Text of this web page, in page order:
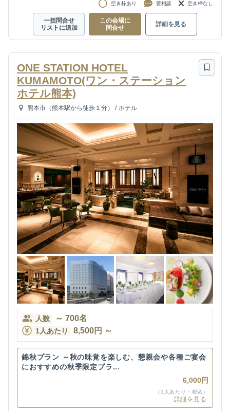
空き枠あり 要相談 空き枠なし
一括問合せ
リストに追加
この会場に
問合せ
詳細を見る
ONE STATION HOTEL
KUMAMOTO(ワン・ステーション
ホテル熊本)
熊本市（熊本駅から徒歩１分） / ホテル
人数 ～ 700名
1人あたり 8,500円 ～
錦秋プラン ～秋の味覚を楽しむ、懇親会や各種ご宴会
におすすめの秋季限定プラ...
6,000円
（1人あたり・税込）
詳細を見る